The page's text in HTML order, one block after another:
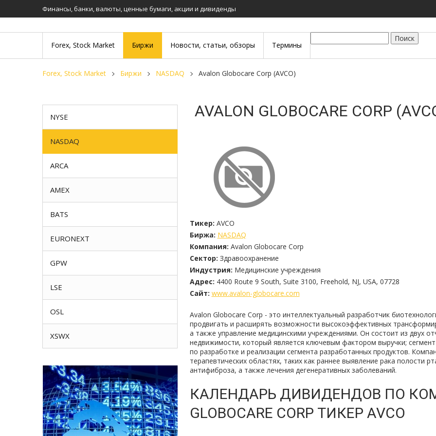
Финансы, банки, валюты, ценные бумаги, акции и дивиденды
Forex, Stock Market Биржи Новости, статьи, обзоры Термины
Поиск
Forex, Stock Market Биржи NASDAQ Avalon Globocare Corp (AVCO)
AVALON GLOBOCARE CORP
Тикер: AVCO
Биржа: NASDAQ
Компания: Avalon Globocare Corp
Сектор: Здравоохранение
Индустрия: Медицинские учреждения
Адрес: 4400 Route 9 South, Suite 3100, Freehold, NJ, USA, 07728
Сайт: www.avalon-globocare.com
Avalon Globocare Corp - это интеллектуальный разработчик
продвигать и расширять возможности высокоэффективных
а также управление медицинскими учреждениями. Он состоит из двух
недвижимости, который является ключевым фактором выручки; сегмент
по разработке и реализации сегмента разработанных продуктов.
терапевтических областях, таких как раннее выявление рака полости
антифиброза, а также лечения дегенеративных заболеваний.
КАЛЕНДАРЬ ДИВИДЕНДОВ ПО
GLOBOCARE CORP ТИКЕР AVCO
NYSE
NASDAQ
ARCA
AMEX
BATS
EURONEXT
GPW
LSE
OSL
XSWX